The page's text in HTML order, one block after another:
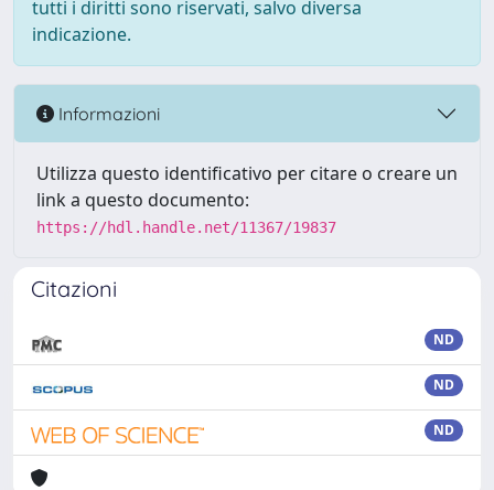
tutti i diritti sono riservati, salvo diversa
indicazione.
Informazioni
Utilizza questo identificativo per citare o creare un
link a questo documento:
https://hdl.handle.net/11367/19837
Citazioni
ND
ND
ND